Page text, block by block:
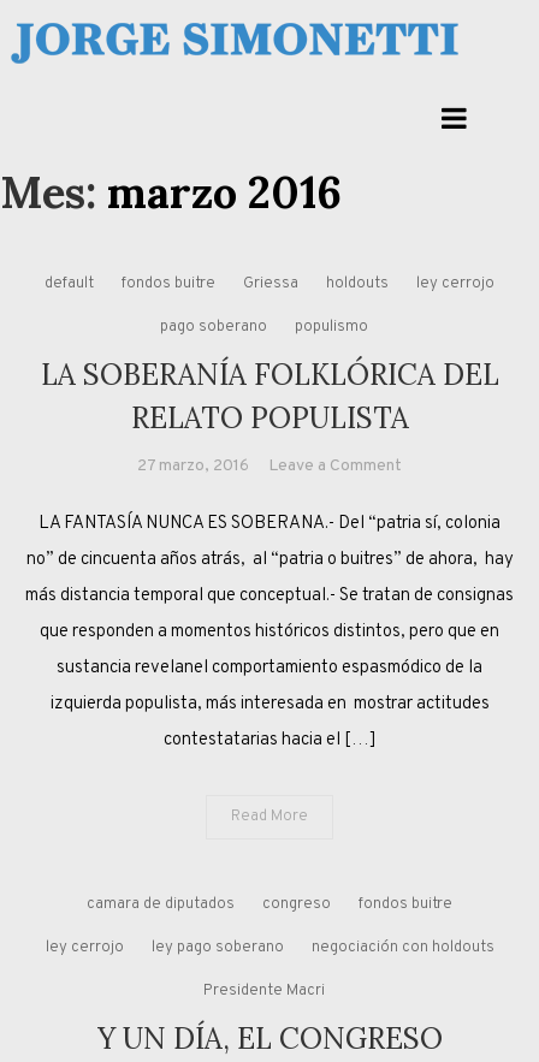
to
Jorge Eduardo Simonetti
Mes: marzo 2016
default fondos buitre Griessa holdouts ley cerrojo
pago soberano populismo
LA SOBERANÍA FOLKLÓRICA DEL
RELATO POPULISTA
27 marzo, 2016 Leave a Comment
SOBERANÍA
FOLKLÓRICA
DEL
POPULISTA
LA FANTASÍA NUNCA ES SOBERANA.- Del “patria sí, colonia
no” de cincuenta años atrás, al “patria o buitres” de ahora, hay
más distancia temporal que conceptual.- Se tratan de consignas
que responden a momentos históricos distintos, pero que en
sustancia revelanel comportamiento espasmódico de la
izquierda populista, más interesada en mostrar actitudes
contestatarias hacia el […]
Read More
camara de diputados congreso fondos buitre
ley cerrojo ley pago soberano negociación con holdouts
Presidente Macri
Y UN DÍA, EL CONGRESO